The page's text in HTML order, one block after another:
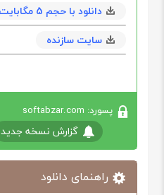
دانلود با حجم 5 مگابایت ( رایگان )
سایت سازنده
پسورد: softabzar.com
گزارش نسخه جدید
راهنمای دانلود